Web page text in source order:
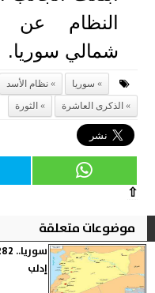
النظام عن
شمالي سوريا.
سوريا نظام الأسد
الذكرى العاشرة
الثورة
⇧
موضوعات متعلقة
إدلب